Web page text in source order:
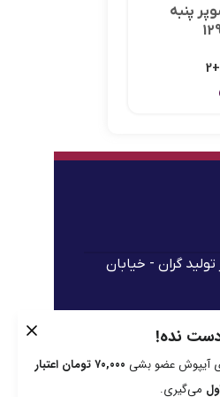
پنبه
+2
گران - خیابان